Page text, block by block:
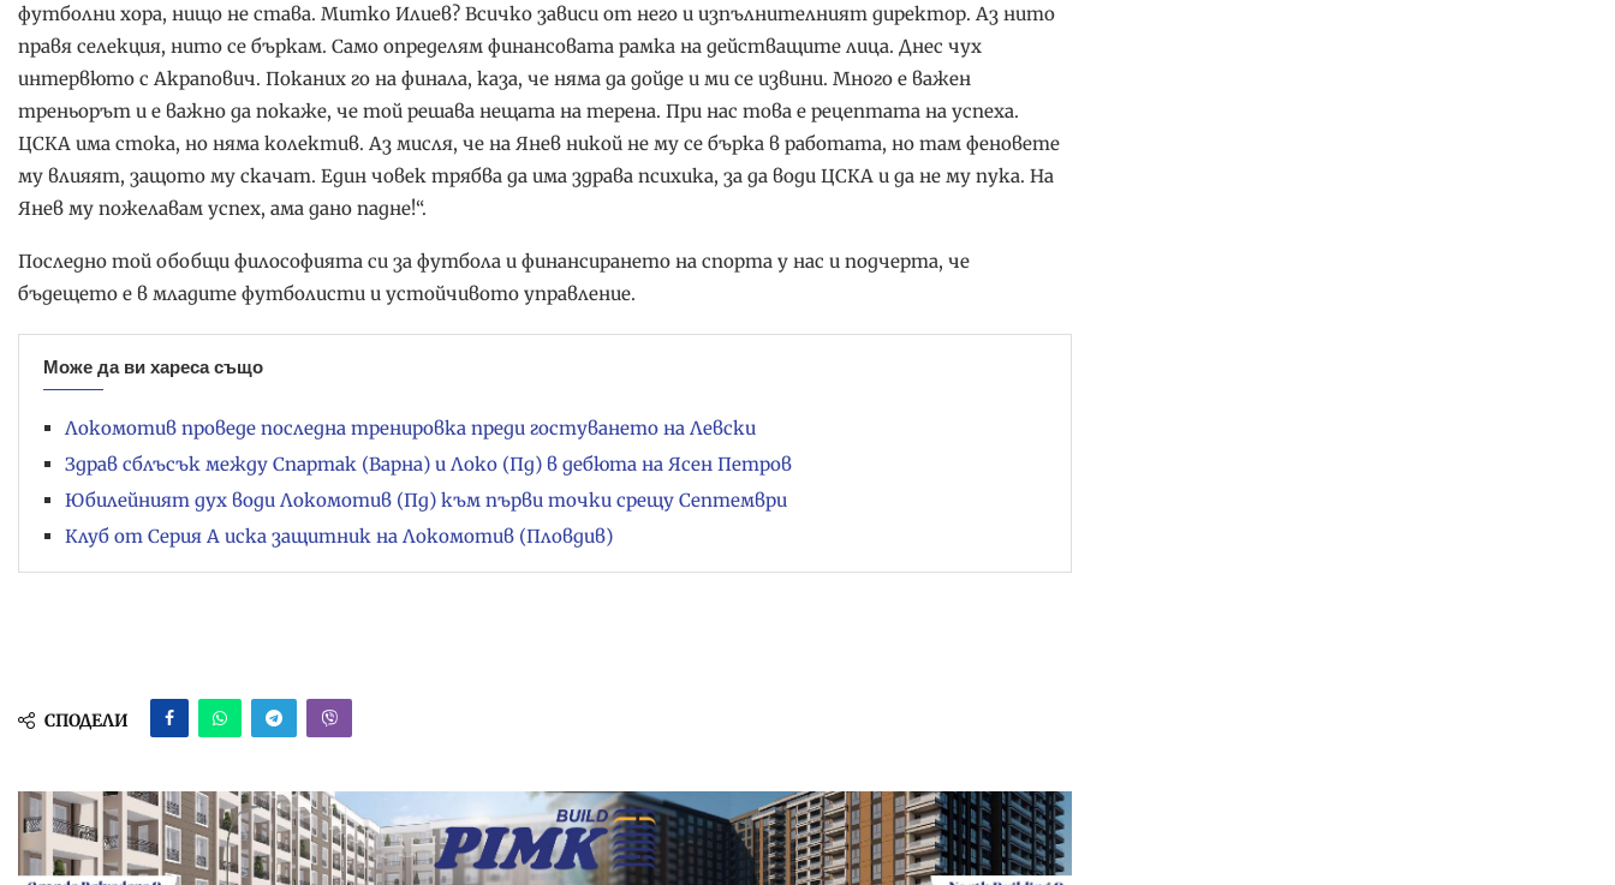
футболни хора, нищо не става. Митко Илиев? Всичко зависи от него и изпълнителният директор. Аз нито
правя селекция, нито се бъркам. Само определям финансовата рамка на действащите лица. Днес чух
интервюто с Акрапович. Поканих го на финала, каза, че няма да дойде и ми се извини. Много е важен
треньорът и е важно да покаже, че той решава нещата на терена. При нас това е рецептата на успеха.
ЦСКА има стока, но няма колектив. Аз мисля, че на Янев никой не му се бърка в работата, но там феновете
му влияят, защото му скачат. Един човек трябва да има здрава психика, за да води ЦСКА и да не му пука. На
Янев му пожелавам успех, ама дано падне!“.
Последно той обобщи философията си за футбола и финансирането на спорта у нас и подчерта, че
бъдещето е в младите футболисти и устойчивото управление.
Може да ви хареса също
Локомотив проведе последна тренировка преди гостуването на Левски
Здрав сблъсък между Спартак (Варна) и Локо (Пд) в дебюта на Ясен Петров
Юбилейният дух води Локомотив (Пд) към първи точки срещу Септември
Клуб от Серия А иска защитник на Локомотив (Пловдив)
СПОДЕЛИ